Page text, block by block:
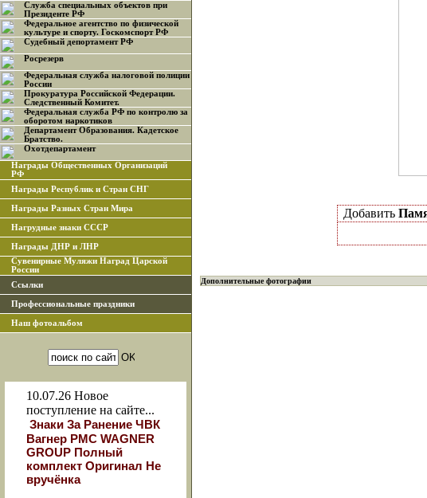
Служба специальных объектов при
Президенте РФ
Федеральное агентство по физической
культуре и спорту. Госкомспорт РФ
Судебный депортамент РФ
Росрезерв
Федеральная служба налоговой полиции
России
Прокуратура Российской Федерации.
Следственный Комитет.
Федеральная служба РФ по контролю за
оборотом наркотиков
Департамент Образования. Кадетское
Братство.
Охотдепартамент
Награды Общественных Организаций
РФ
Награды Республик и Стран СНГ
Награды Разных Стран Мира
Нагрудные знаки СССР
Награды ДНР и ЛНР
Сувенирные Муляжи Наград Царской
России
Ссылки
Профессиональные праздники
Наш фотоальбом
10.07.26 Новое
поступление на сайте...
Знаки За Ранение ЧВК
Вагнер РМС WAGNER
GROUP Полный
комплект Оригинал Не
вручёнка
Добавить
Дополнительные фотографии